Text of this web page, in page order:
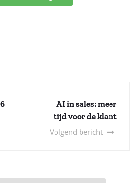
AI in sales: meer
tijd voor de klant
Volgend bericht